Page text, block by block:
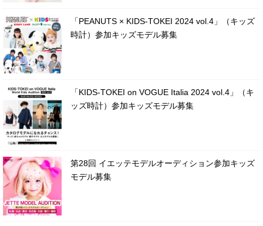
「PEANUTS × KIDS-TOKEI 2024 vol.4」（キッズ
時計）参加キッズモデル募集
「KIDS-TOKEI on VOGUE Italia 2024 vol.4」（キ
ッズ時計）参加キッズモデル募集
第28回 イエッテモデルオーディション参加キッズ
モデル募集